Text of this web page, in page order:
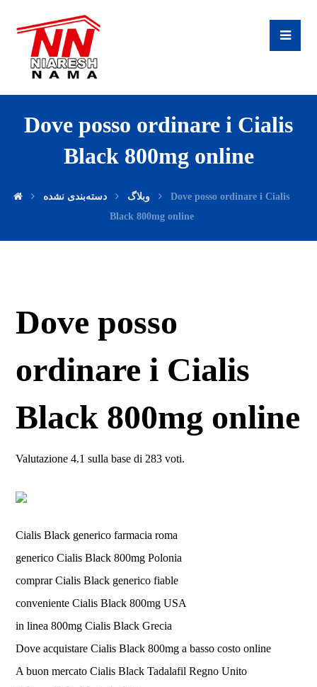
Dove posso ordinare i Cialis
Black 800mg online
وبلاگ دسته‌بندی نشده
Dove posso ordinare i Cialis
Black 800mg online
Dove posso
ordinare i Cialis
Black 800mg online
Valutazione4.1 sulla base di 283 voti.
Cialis Black generico farmacia roma
generico Cialis Black 800mg Polonia
comprar Cialis Black generico fiable
conveniente Cialis Black 800mg USA
in linea 800mg Cialis Black Grecia
Dove acquistare Cialis Black 800mg a basso costo online
A buon mercato Cialis Black Tadalafil Regno Unito